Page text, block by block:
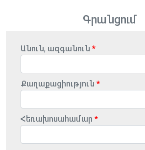
Գրանցում
Անուն, ազգանուն
Քաղաքացիություն
Հեռախոսահամար